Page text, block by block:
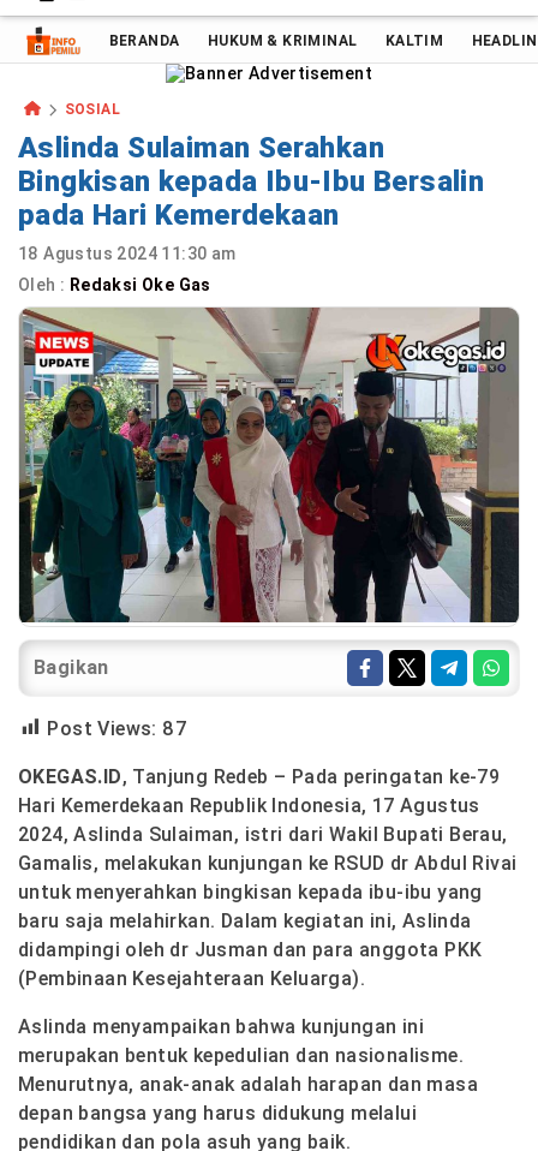
Oke Gas Indonesia | Energi Positif Informasi Terkini!
BERANDA HUKUM & KRIMINAL KALTIM
SOSIAL
Aslinda Sulaiman Serahkan
Bingkisan kepada Ibu-Ibu Bersalin
pada Hari Kemerdekaan
18 Agustus 2024 11:30 am
Oleh : Redaksi Oke Gas
Bagikan
Post Views: 87
OKEGAS.ID, Tanjung Redeb – Pada peringatan ke-79
Hari Kemerdekaan Republik Indonesia, 17 Agustus
2024, Aslinda Sulaiman, istri dari Wakil Bupati Berau,
Gamalis, melakukan kunjungan ke RSUD dr Abdul Rivai
untuk menyerahkan bingkisan kepada ibu-ibu yang
baru saja melahirkan. Dalam kegiatan ini, Aslinda
didampingi oleh dr Jusman dan para anggota PKK
(Pembinaan Kesejahteraan Keluarga).
Aslinda menyampaikan bahwa kunjungan ini
merupakan bentuk kepedulian dan nasionalisme.
Menurutnya, anak-anak adalah harapan dan masa
depan bangsa yang harus didukung melalui
pendidikan dan pola asuh yang baik.